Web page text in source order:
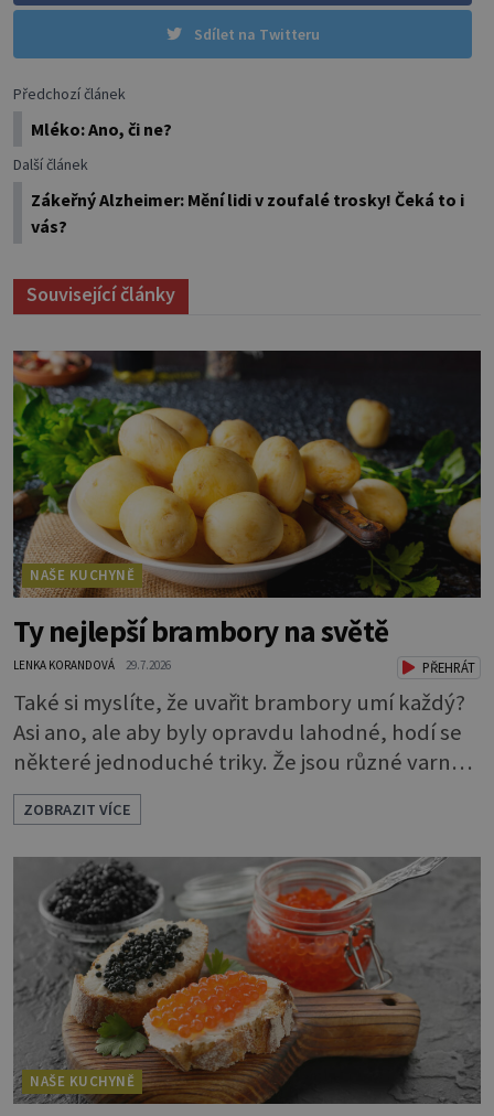
Sdílet na Twitteru
Předchozí článek
Mléko: Ano, či ne?
Další článek
Zákeřný Alzheimer: Mění lidi v zoufalé trosky! Čeká to i
vás?
Související články
NAŠE KUCHYNĚ
Ty nejlepší brambory na světě
LENKA KORANDOVÁ 29.7.2026 PŘEHRÁT
Také si myslíte, že uvařit brambory umí každý?
Asi ano, ale aby byly opravdu lahodné, hodí se
některé jednoduché triky. Že jsou různé varné
typy od A, tedy na saláty, po D na kaši, určitě
víte, takže vyberete podle toho, co chcete
právě uvařit. Vařte správně Spousta lidí vaří
brambory tak, že nalijí do hrnce vodu, osolí ji,
přidají brambory nakrájené na kousky a dají
vařit. Brambor
ZOBRAZIT VÍCE
NAŠE KUCHYNĚ